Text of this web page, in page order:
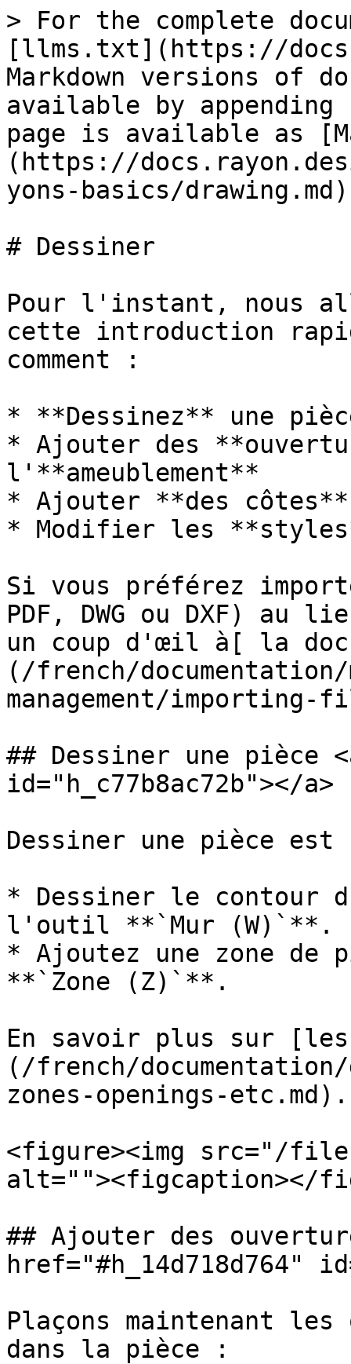
> For the complete
[llms.txt](https://
Markdown versions of
available by
page is available as
(https://
yons-basics/
# Dessiner
Pour l'instant, nous
cette introduction
comment :
* **Dessinez** une
* Ajouter des
l'**ameublement**
* Ajouter **des côtes**
* Modifier les
Si vous préférez
PDF, DWG ou DXF)
un coup d'œil à[ la
(/french/documentation/
management/importing-
## Dessiner une pièce
id="h_c77b8ac72b"></a>
Dessiner une pièce
* Dessiner le contour
l'outil **`Mur (W)`**.
* Ajoutez une zone
**`Zone (Z)`**.
En savoir plus sur
(/french/
zones-openings-etc.md).
<figure><img src="/files/
alt=""><figcaption></
## Ajouter des
href="#h_14d718d764"
Plaçons maintenant
dans la pièce :